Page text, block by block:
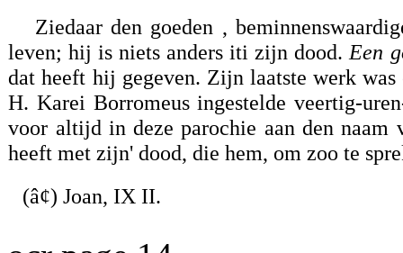
Ziedaar den goeden ,
leven; hij is niets anders iti zijn dood. Een
dat heeft hij gegeven. Zijn laatste werk
H. Karei Borromeus ingestelde veertig-
voor altijd in deze parochie aan den
heeft met zijn' dood, die hem, om zoo te
(â¢) Joan, IX II.